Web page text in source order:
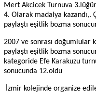
Mert Akcicek Turnuva
4. Olarak madalya kazandı,.
paylaştı eşitlik bozma
2007 ve sonrası doğumlular
paylaştı eşitlik bozma
kategoride Efe Karakuzu
sonucunda 12.oldu
İzmir kolejinde organize